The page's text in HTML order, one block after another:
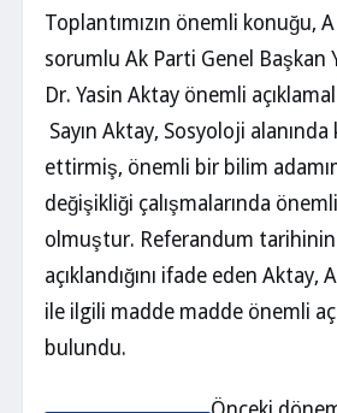
Toplantımızın önemli konuğu,
sorumlu Ak Parti Genel Başkan
Dr. Yasin Aktay önemli
Sayın Aktay, Sosyoloji alanında
ettirmiş, önemli bir bilim
değişikliği çalışmalarında önemli
olmuştur. Referandum
açıklandığını ifade eden Aktay,
ile ilgili madde madde önemli
bulundu.